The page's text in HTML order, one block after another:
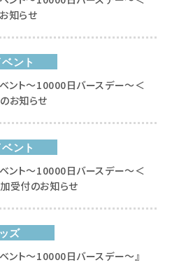
知らせ
ント
ベント～10000日バースデー～＜
お知らせ
ント
ベント～10000日バースデー～＜
受付のお知らせ
ズ
ント～10000日バースデー～』